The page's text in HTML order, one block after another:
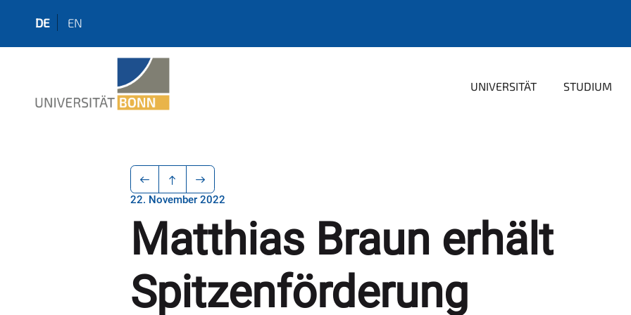
DE EN
UNIVERSITÄT STUDIUM
22. November 2022
Matthias Braun erhält
Spitzenförderung